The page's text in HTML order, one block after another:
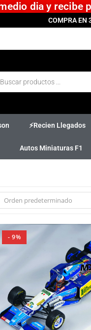
dia y recibe
COMPRA EN
⚡Recien Llegados
Autos Miniaturas F1
Orden predeterminado
- 9%